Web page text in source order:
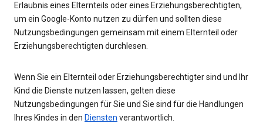
Erlaubnis eines Elternteils oder eines Erziehungsberechtigten,
um ein Google-Konto nutzen zu dürfen und sollten diese
Nutzungsbedingungen gemeinsam mit einem Elternteil oder
Erziehungsberechtigten durchlesen.
Wenn Sie ein Elternteil oder Erziehungsberechtigter sind und Ihr
Kind die Dienste nutzen lassen, gelten diese
Nutzungsbedingungen für Sie und Sie sind für die Handlungen
Ihres Kindes in den Diensten verantwortlich.